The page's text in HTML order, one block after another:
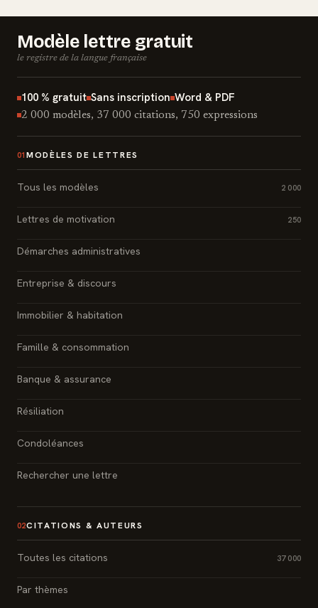
Modèle lettre gratuit
le registre de la langue française
100 % gratuit Sans inscription Word & PDF
2 000 modèles, 37 000 citations, 750 expressions
01 MODÈLES DE LETTRES
Tous les modèles 2 000
Lettres de motivation 250
Démarches administratives
Entreprise & discours
Immobilier & habitation
Famille & consommation
Banque & assurance
Résiliation
Condoléances
Rechercher une lettre
02CITATIONS & AUTEURS
Toutes les citations 37 000
Par thèmes